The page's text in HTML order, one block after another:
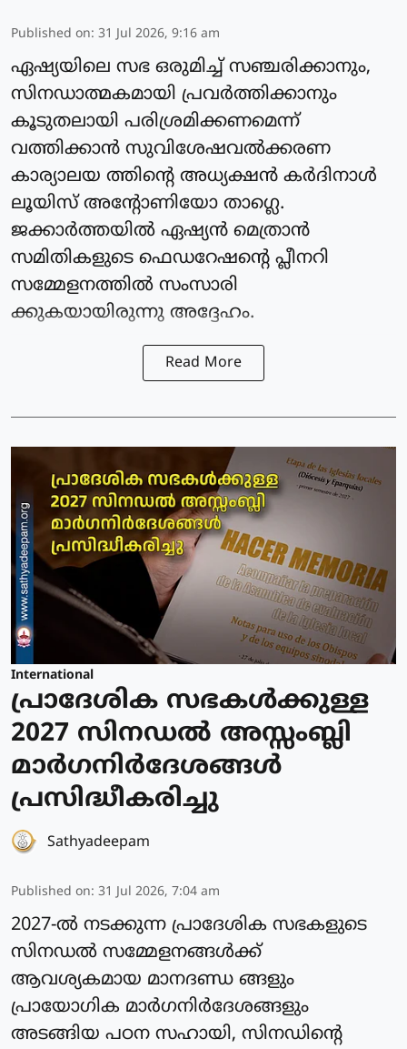
Published on: 31 Jul 2026, 9:16 am
ഏഷ്യയിലെ സഭ ഒരുമിച്ച് സഞ്ചരിക്കാനും,
സിനഡാത്മകമായി പ്രവര്‍ത്തിക്കാനും
കൂടുതലായി പരിശ്രമിക്കണമെന്ന്
വത്തിക്കാന്‍ സുവിശേഷവൽക്കരണ
കാര്യാലയ ത്തിന്റെ അധ്യക്ഷന്‍ കർദിനാള്‍
ലൂയിസ് അന്റോണിയോ താഗ്ലെ.
ജക്കാര്‍ത്തയില്‍ ഏഷ്യന്‍ മെത്രാൻ
സമിതികളുടെ ഫെഡറേഷന്റെ പ്ലീനറി
സമ്മേളനത്തില്‍ സംസാരി
ക്കുകയായിരുന്നു അദ്ദേഹം.
Read More
International
പ്രാദേശിക സഭകള്‍ക്കുള്ള
2027 സിനഡല്‍ അസ്സംബ്ലി
മാര്‍ഗനിര്‍ദേശങ്ങള്‍
പ്രസിദ്ധീകരിച്ചു
Sathyadeepam
Published on: 31 Jul 2026, 7:04 am
2027-ല്‍ നടക്കുന്ന പ്രാദേശിക സഭകളുടെ
സിനഡല്‍ സമ്മേളനങ്ങള്‍ക്ക്
ആവശ്യകമായ മാനദണ്ഡ ങ്ങളും
പ്രായോഗിക മാർഗനിർദേശങ്ങളും
അടങ്ങിയ പഠന സഹായി, സിനഡിന്റെ